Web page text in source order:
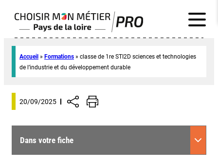
Accueil » Formations » classe de 1re STI2D sciences et technologies
de l’industrie et du développement durable
20/09/2025
Dans votre fiche